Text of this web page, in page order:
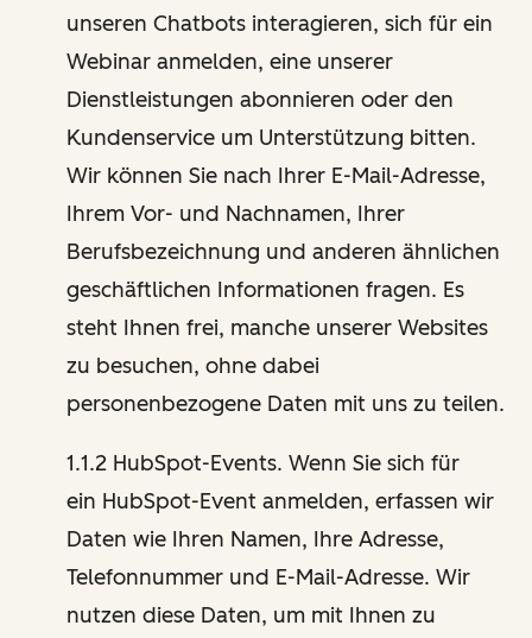
unseren Chatbots interagieren, sich für ein
Webinar anmelden, eine unserer
Dienstleistungen abonnieren oder den
Kundenservice um Unterstützung bitten.
Wir können Sie nach Ihrer E-Mail-Adresse,
Ihrem Vor- und Nachnamen, Ihrer
Berufsbezeichnung und anderen ähnlichen
geschäftlichen Informationen fragen. Es
steht Ihnen frei, manche unserer Websites
zu besuchen, ohne dabei
personenbezogene Daten mit uns zu teilen.
1.1.2 HubSpot-Events. Wenn Sie sich für
ein HubSpot-Event anmelden, erfassen wir
Daten wie Ihren Namen, Ihre Adresse,
Telefonnummer und E-Mail-Adresse. Wir
nutzen diese Daten, um mit Ihnen zu